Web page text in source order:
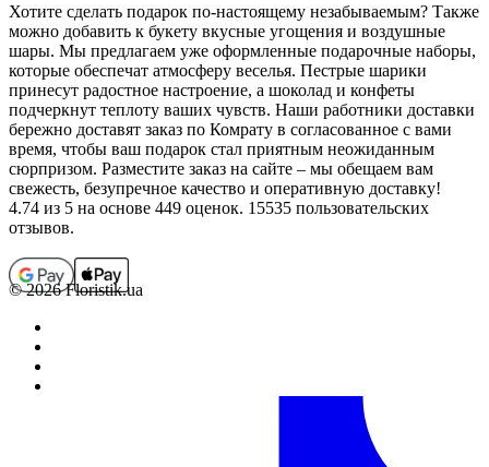
Хотите сделать подарок по-настоящему незабываемым? Также
можно добавить к букету вкусные угощения и воздушные
шары. Мы предлагаем уже оформленные подарочные наборы,
которые обеспечат атмосферу веселья. Пестрые шарики
принесут радостное настроение, а шоколад и конфеты
подчеркнут теплоту ваших чувств. Наши работники доставки
бережно доставят заказ по Комрату в согласованное с вами
время, чтобы ваш подарок стал приятным неожиданным
сюрпризом. Разместите заказ на сайте – мы обещаем вам
свежесть, безупречное качество и оперативную доставку!
4.74 из 5 на основе 449 оценок. 15535 пользовательских
отзывов.
© 2026 Floristik.ua